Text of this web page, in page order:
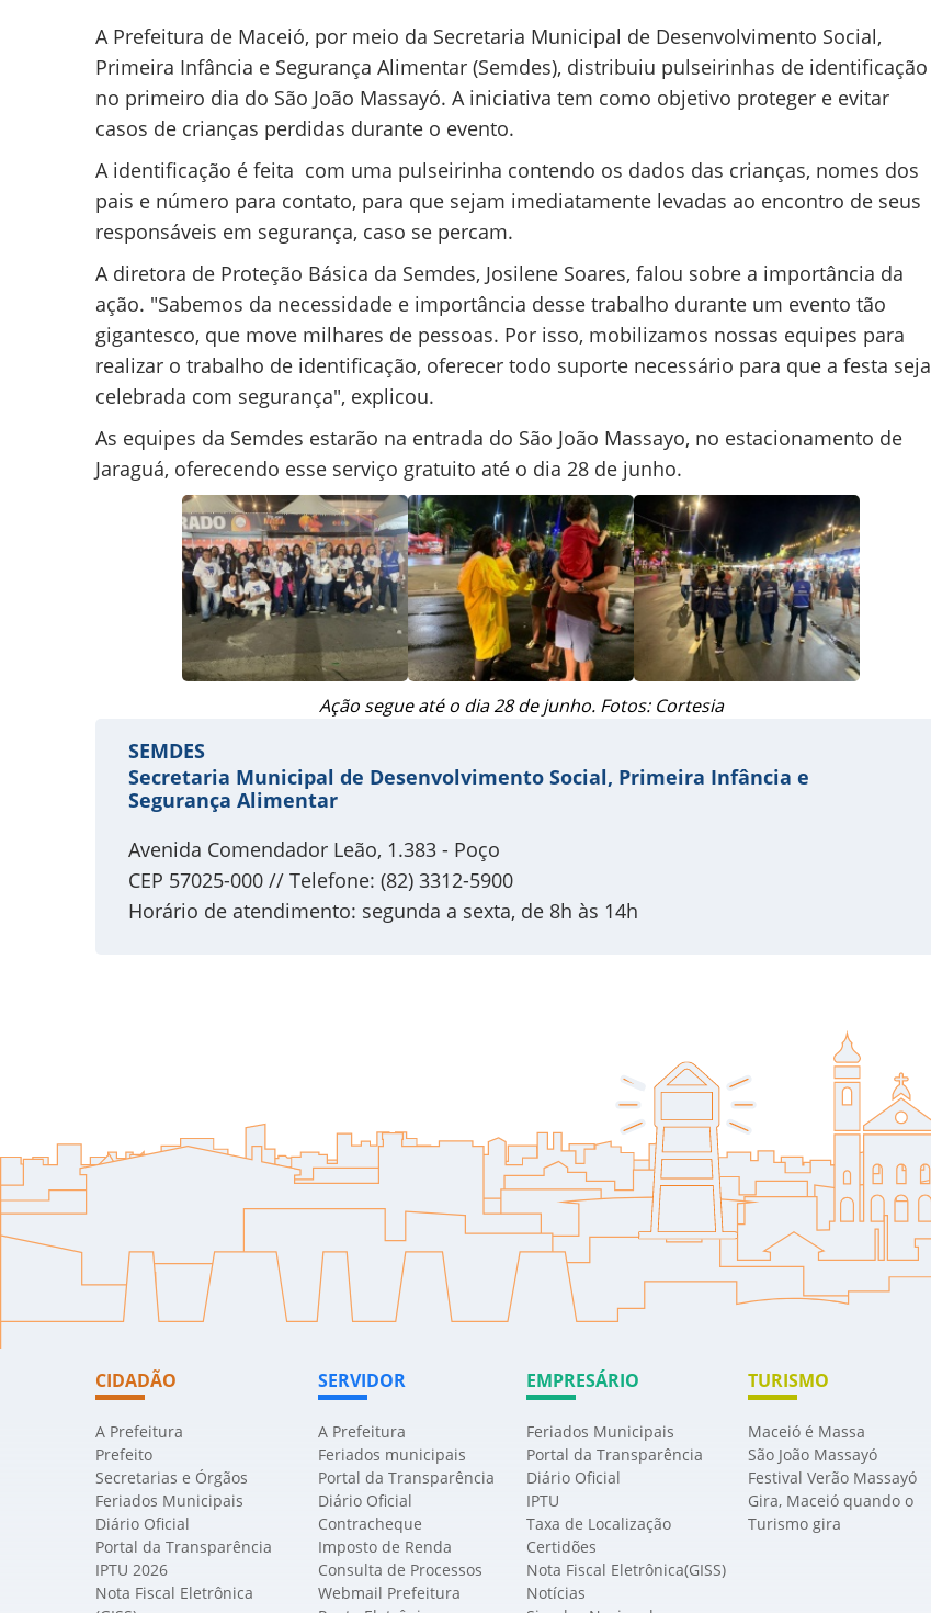
A Prefeitura de Maceió, por meio da Secretaria Municipal de Desenvolvimento Social,
Primeira Infância e Segurança Alimentar (Semdes), distribuiu pulseirinhas de identificação
no primeiro dia do São João Massayó. A iniciativa tem como objetivo proteger e evitar
casos de crianças perdidas durante o evento.
A identificação é feita com uma pulseirinha contendo os dados das crianças, nomes dos
pais e número para contato, para que sejam imediatamente levadas ao encontro de seus
responsáveis em segurança, caso se percam.
A diretora de Proteção Básica da Semdes, Josilene Soares, falou sobre a importância da
ação. "Sabemos da necessidade e importância desse trabalho durante um evento tão
gigantesco, que move milhares de pessoas. Por isso, mobilizamos nossas equipes para
realizar o trabalho de identificação, oferecer todo suporte necessário para que a festa seja
celebrada com segurança", explicou.
As equipes da Semdes estarão na entrada do São João Massayo, no estacionamento de
Jaraguá, oferecendo esse serviço gratuito até o dia 28 de junho.
Ação segue até o dia 28 de junho. Fotos: Cortesia
SEMDES
Secretaria Municipal de Desenvolvimento Social, Primeira Infância e
Segurança Alimentar
Avenida Comendador Leão, 1.383 - Poço
CEP 57025-000 // Telefone: (82) 3312-5900
Horário de atendimento: segunda a sexta, de 8h às 14h
CIDADÃO
A Prefeitura
Prefeito
Secretarias e Órgãos
Feriados Municipais
Diário Oficial
Portal da Transparência
IPTU 2026
Nota Fiscal Eletrônica
SERVIDOR
A Prefeitura
Feriados municipais
Portal da Transparência
Diário Oficial
Contracheque
Imposto de Renda
Consulta de Processos
Webmail Prefeitura
EMPRESÁRIO
Feriados Municipais
Portal da Transparência
Diário Oficial
IPTU
Taxa de Localização
Certidões
Nota Fiscal Eletrônica(GISS)
Notícias
TURISMO
Maceió é Massa
São João Massayó
Festival Verão Massayó
Gira, Maceió quando o
Turismo gira